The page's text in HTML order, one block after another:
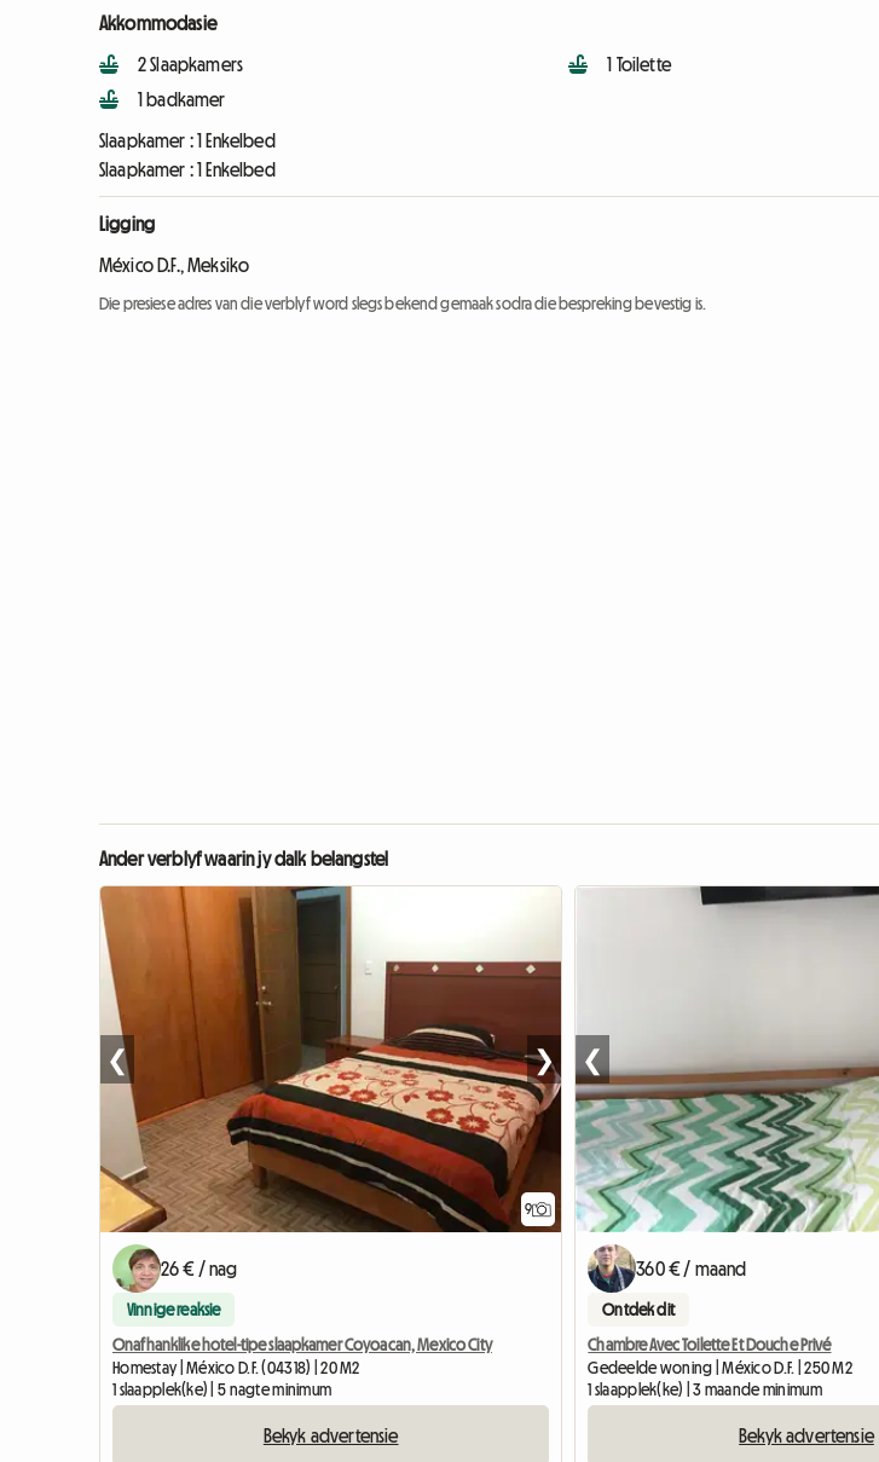
Akkommodasie
2 Slaapkamers
1 badkamer
1 Toilette
Slaapkamer :1 Enkelbed
Slaapkamer :1 Enkelbed
Ligging
México D.F., Meksiko
Die presiese adres van die verblyf word slegs bekend gemaak sodra die bespreking bevestig is.
Ander verblyf waarin jy dalk belangstel
9
❮ ❯
26 € / nag
Vinnige reaksie
Onafhanklike hotel-tipe slaapkamer Coyoacan, Mexico City
Homestay | México D.F. (04318) | 20 M2
1 slaapplek(ke) | 5 nagte minimum
Bekyk advertensie
❮
360 € / maand
Ontdek dit
Chambre Avec Toilette Et Douche Privé
Gedeelde woning | México D.F. | 250 M2
1 slaapplek(ke) | 3 maande minimum
Bekyk advertensie